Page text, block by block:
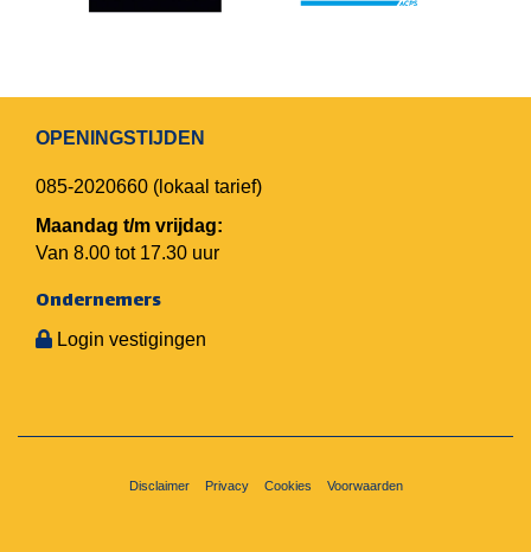
OPENINGSTIJDEN
085-2020660 (lokaal tarief)
Maandag t/m vrijdag:
Van 8.00 tot 17.30 uur
Ondernemers
Login vestigingen
Disclaimer Privacy Cookies Voorwaarden